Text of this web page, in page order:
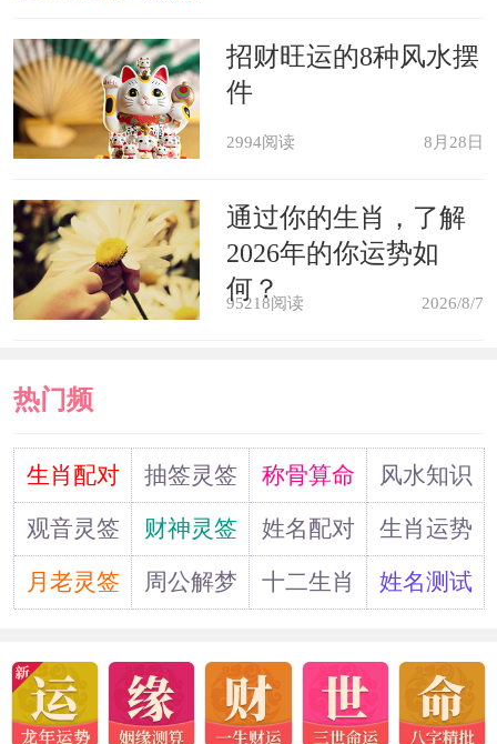
招财旺运的8种风水摆
件
2994阅读 8月28日
通过你的生肖，了解
2026年的你运势如
何？
95218阅读 2026/8/7
热门频
道生肖配对 抽签灵签 称骨算命
风水知识
观音灵签
财神灵签 姓名配对
生肖运势
月老灵签
周公解梦 十二生肖 姓名测试